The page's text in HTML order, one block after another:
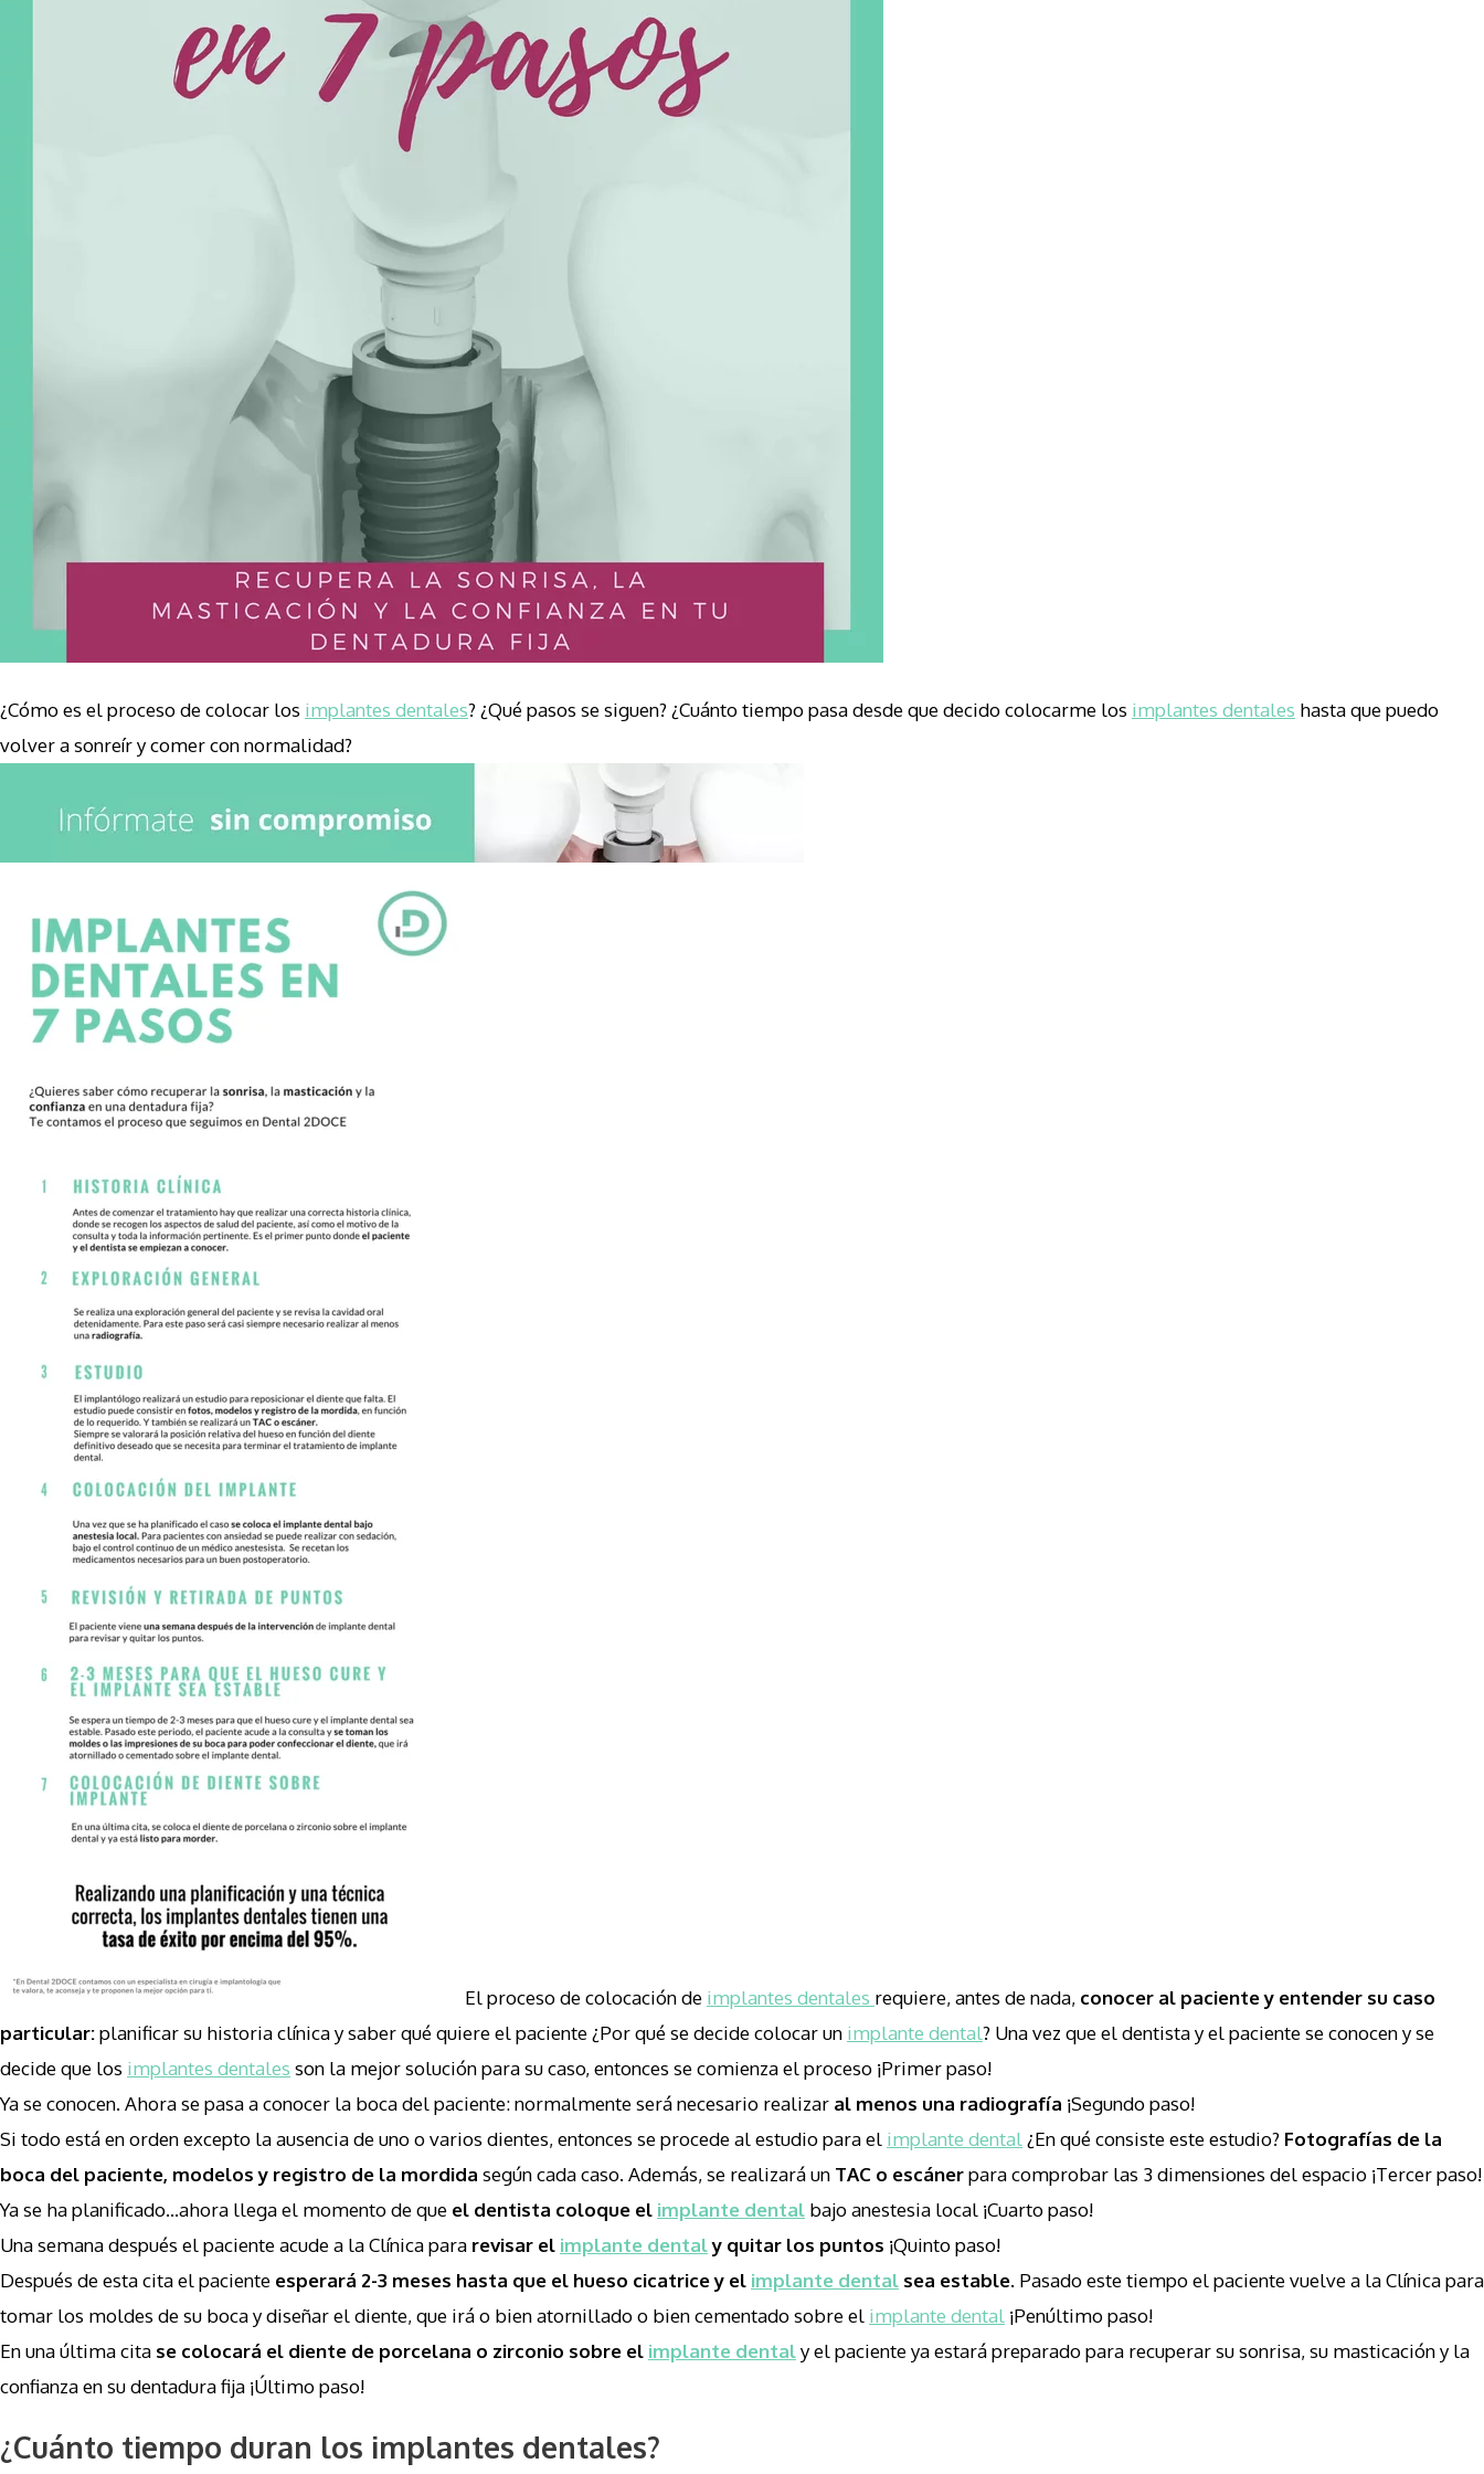
¿Cómo es el proceso de colocar los implantes dentales? ¿Qué pasos se siguen? ¿Cuánto tiempo pasa desde que decido colocarme los implantes dentales hasta que puedo
volver a sonreír y comer con normalidad?
El proceso de colocación de implantes dentales requiere, antes de nada, conocer al paciente y entender su caso
particular:planificar su historia clínica y saber qué quiere el paciente ¿Por qué se decide colocar un implante dental? Una vez que el dentista y el paciente se conocen y se
decide que los implantes dentales son la mejor solución para su caso, entonces se comienza el proceso ¡Primer paso!
Ya se conocen. Ahora se pasa a conocer la boca del paciente: normalmente será necesario realizar al menos una radiografía ¡Segundo paso!
Si todo está en orden excepto la ausencia de uno o varios dientes, entonces se procede al estudio para el implante dental ¿En qué consiste este estudio? Fotografías de la
boca del paciente, modelos y registro de la mordida según cada caso. Además, se realizará un TAC o escánerpara comprobar las 3 dimensiones del espacio ¡Tercer paso!
Ya se ha planificado…ahora llega el momento de que el dentista coloque el implante dental bajo anestesia local ¡Cuarto paso!
Una semana después el paciente acude a la Clínica para revisar el implante dentaly quitar los puntos ¡Quinto paso!
Después de esta cita el paciente esperará 2-3 meses hasta que el hueso cicatrice y el implante dental sea estable. Pasado este tiempo el paciente vuelve a la Clínica para
tomar los moldes de su boca y diseñar el diente, que irá o bien atornillado o bien cementado sobre el implante dental ¡Penúltimo paso!
En una última cita se colocará el diente de porcelana o zirconio sobre el implante dentaly el paciente ya estará preparado para recuperar su sonrisa, su masticación y la
confianza en su dentadura fija ¡Último paso!
¿Cuánto tiempo duran los implantes dentales?